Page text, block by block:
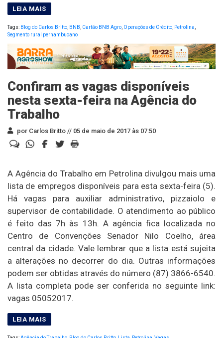
Tags: Blog do Carlos Britto BNB Cartão BNB Agro Operações de Crédito Petrolina
Segmento rural pernambucano
Confiram as vagas disponíveis
nesta sexta-feira na Agência do
Trabalho
por Carlos Britto // 05 de maio de 2017 às 07:50
A Agência do Trabalho em Petrolina divulgou mais uma
lista de empregos disponíveis para esta sexta-feira (5).
Há vagas para auxiliar administrativo, pizzaiolo e
supervisor de contabilidade. O atendimento ao público
é feito das 7h às 13h. A agência fica localizada no
Centro de Convenções Senador Nilo Coelho, área
central da cidade. Vale lembrar que a lista está sujeita
a alterações no decorrer do dia. Outras informações
podem ser obtidas através do número (87) 3866-6540.
A lista completa pode ser conferida no seguinte link:
vagas 05052017.